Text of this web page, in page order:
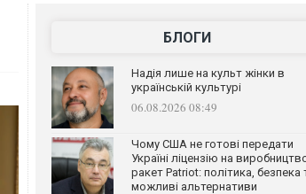
БЛОГИ
Надія лише на культ жінки в
українській культурі
06.08.2026 08:49
Чому США не готові передати
Україні ліцензію на
ракет Patriot: політика, безпека
можливі альтернативи